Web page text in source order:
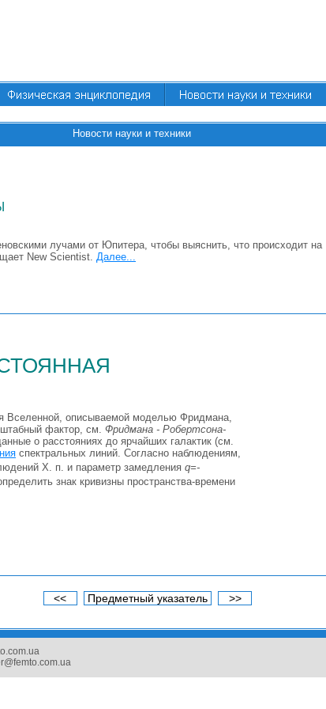
Новости науки и техники
лучами от Юпитера, чтобы выяснить, что происходит на
New Scientist. Далее...
Вселенной, описываемой моделью Фридмана,
фактор, см. Фридмана - Робертсона-
о расстояниях до ярчайших галактик (см.
спектральных линий. Согласно наблюдениям,
X. п. и параметр замедления q=-
знак кривизны пространства-времени
<< Предметный указатель >>